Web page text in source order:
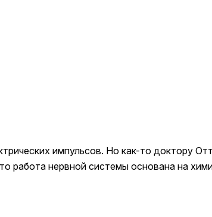
импульсов. Но как-то доктору
работа нервной системы основана на